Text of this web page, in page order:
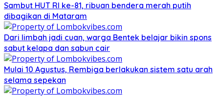
Sambut HUT RI ke-81, ribuan bendera merah putih
dibagikan di Mataram
Dari limbah jadi cuan, warga Bentek belajar bikin spons
sabut kelapa dan sabun cair
Mulai 10 Agustus, Rembiga berlakukan sistem satu arah
selama sepekan